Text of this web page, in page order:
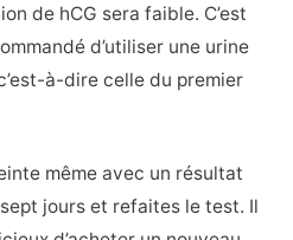
de hCG sera faible. C’est
d’utiliser une urine
à-dire celle du premier
même avec un résultat
jours et refaites le test. Il